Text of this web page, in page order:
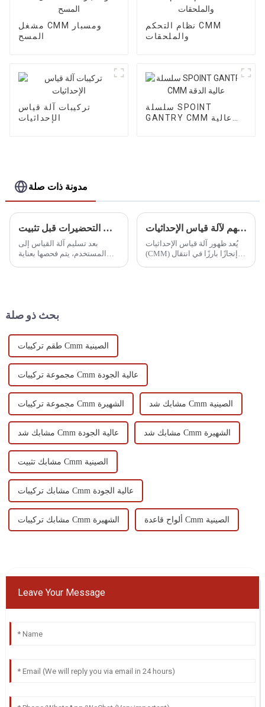
مشغل CMM ومسبار
المسح
نظام التحكم CMM
والملحقات
تركيبات آلة قياس
الإحداثيات
سلسلة SPOINT
GANTRY CMM عالية
مدونة ذات صلة
ما هي التحضيرات قبل تثبيت CMM
بعد تسليم آلة القياس إلى
المستخدم، يتم فحصها بعناية
الدور المهم لآلة قياس الإحداثيات (CMM) في تقنية القياس ثلاثي الأبعاد
يُعد ظهور آلة قياس الإحداثيات
(CMM) إنجازًا بارزًا في انتقال
بحث ذو صلة
طقم تركيبات Cmm الصينية
مجموعة تركيبات Cmm عالية الجودة
مجموعة تركيبات Cmm الشهيرة مشابك شد Cmm الصينية
مشابك شد Cmm عالية الجودة مشابك شد Cmm الشهيرة
مشابك تثبيت Cmm الصينية
مشابك تركيبات Cmm عالية الجودة
مشابك تركيبات Cmm الشهيرة ألواح قاعدة Cmm الصينية
Leave Your Message